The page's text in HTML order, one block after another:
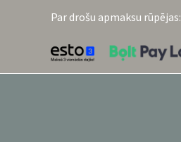
Par drošu apmaksu rūpējas: